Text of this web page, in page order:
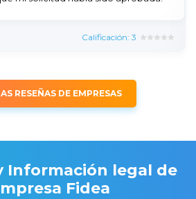
Calificación: 3
RESEÑAS DE EMPRESAS
Información legal de
Fidea